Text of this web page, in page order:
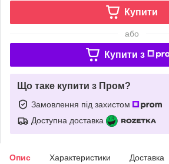
Купити
або
Купити з
Що таке купити з Пром?
Замовлення під захистом
Доступна доставка
Опис Характеристики Доставка